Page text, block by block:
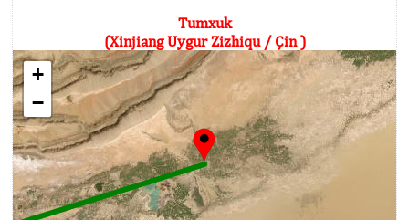
Tumxuk
(Xinjiang Uygur Zizhiqu / Çin )
+
−